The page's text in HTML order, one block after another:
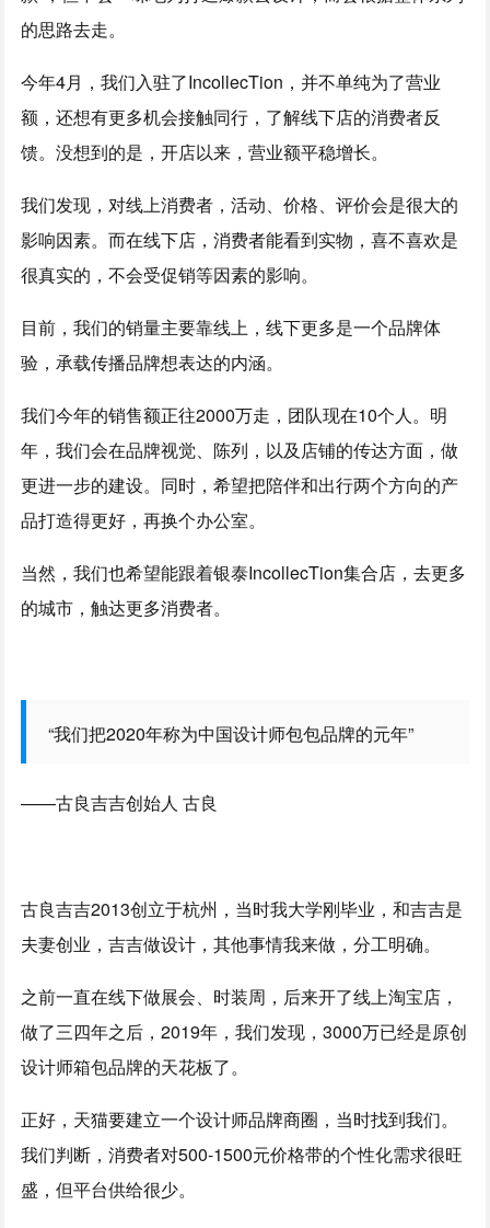
的思路去走。
今年4月，我们入驻了IncollecTion，并不单纯为了营业
额，还想有更多机会接触同行，了解线下店的消费者反
馈。没想到的是，开店以来，营业额平稳增长。
我们发现，对线上消费者，活动、价格、评价会是很大的
影响因素。而在线下店，消费者能看到实物，喜不喜欢是
很真实的，不会受促销等因素的影响。
目前，我们的销量主要靠线上，线下更多是一个品牌体
验，承载传播品牌想表达的内涵。
我们今年的销售额正往2000万走，团队现在10个人。明
年，我们会在品牌视觉、陈列，以及店铺的传达方面，做
更进一步的建设。同时，希望把陪伴和出行两个方向的产
品打造得更好，再换个办公室。
当然，我们也希望能跟着银泰IncollecTion集合店，去更多
的城市，触达更多消费者。
“我们把2020年称为中国设计师包包品牌的元年”
——古良吉吉创始人 古良
古良吉吉2013创立于杭州，当时我大学刚毕业，和吉吉是
夫妻创业，吉吉做设计，其他事情我来做，分工明确。
之前一直在线下做展会、时装周，后来开了线上淘宝店，
做了三四年之后，2019年，我们发现，3000万已经是原创
设计师箱包品牌的天花板了。
正好，天猫要建立一个设计师品牌商圈，当时找到我们。
我们判断，消费者对500-1500元价格带的个性化需求很旺
盛，但平台供给很少。